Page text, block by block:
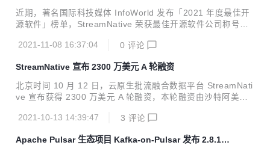
公司
近期，著名国际科技媒体 InfoWorld 发布「2021 年度最佳开
源软件」榜单，StreamNative 荣获最佳开源软件公司称号
标，到今年已是第 15 届，过往奖项均授予开源软件和开源项
贡献的组织和团队。StreamNative 获得此次殊荣，表明了行
业专业人士对于 StreamNative 团队及平台的高度认可。 在推
荐语中，Jame R. Borck 针对 StreamNative 团队和平台评价
平...
2021-11-08 16:37:04 0 评论
StreamNative 宣布 2300 万美元 A 轮融资
北京时间 10 月 12 日，云原生批流融合数据平台 StreamNati
ve 宣布获得 2300 万美元 A 轮融资，本轮融资由沙特阿美旗
类投资子公司华泰创新联合领投，老股东红杉中国、源码资本
e-A 轮融资，源码资本领投、红杉中国种子基金跟投；2019
2021-10-13 14:39:47 3 评论
Apache Pulsar 生态项目 Kafka-on-Pulsar 发布 2.8.1